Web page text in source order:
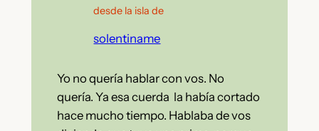
desde la isla de
solentiname
Yo no quería hablar con vos. No
quería. Ya esa cuerda la había cortado
hace mucho tiempo. Hablaba de vos